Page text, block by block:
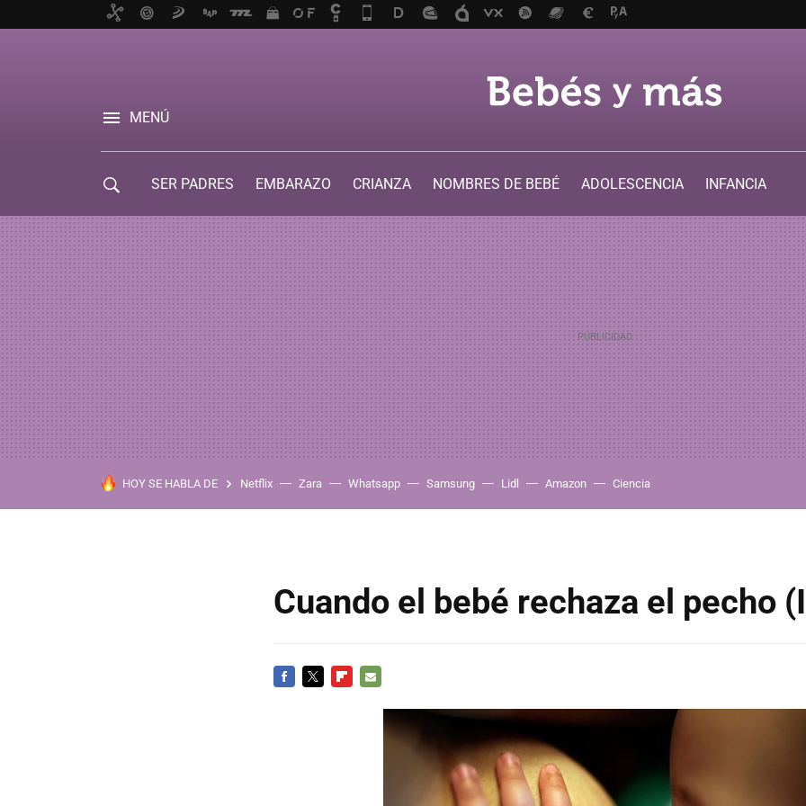
MENÚ
SER PADRES EMBARAZO CRIANZA NOMBRES DE BEBÉ ADOLESCENCIA
INFANCIA
HOY SE HABLA DE Netflix Zara Whatsapp Samsung Lidl Amazon Ciencia
Cuando el bebé rechaza el pecho